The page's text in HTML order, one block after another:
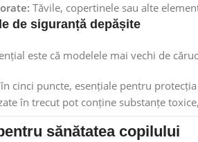
Tăvile, copertinele sau alte
de siguranță depășite
este că modelele mai vechi de
cinci puncte, esențiale pentru
în trecut pot conține substanțe
sănătatea copilului